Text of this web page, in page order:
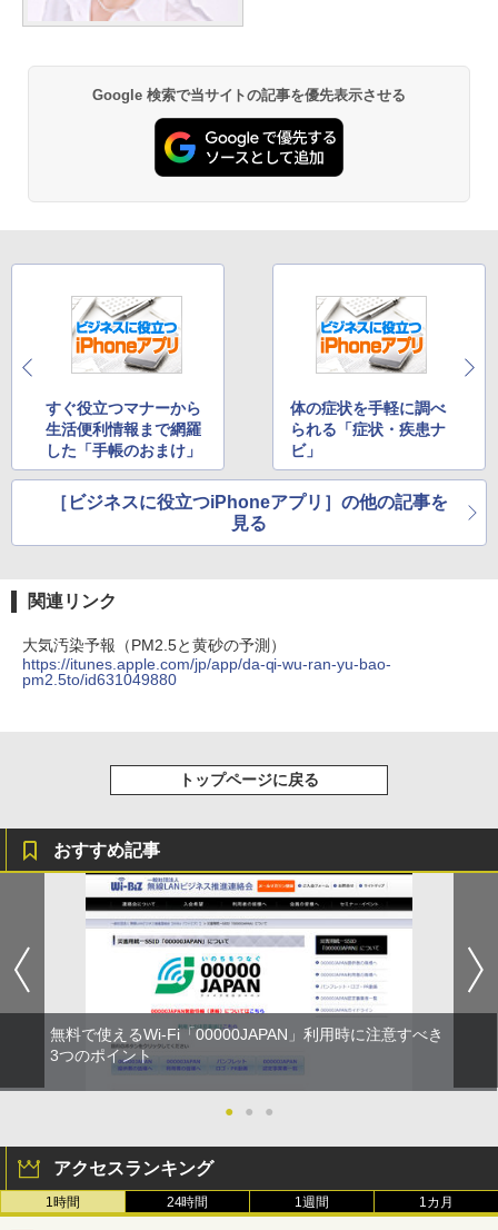
Google 検索で当サイトの記事を優先表示させる
すぐ役立つマナーから
生活便利情報まで網羅
した「手帳のおまけ」
体の症状を手軽に調べ
られる「症状・疾患ナ
ビ」
［ビジネスに役立つiPhoneアプリ］の他の記事を
見る
関連リンク
大気汚染予報（PM2.5と黄砂の予測）
https://itunes.apple.com/jp/app/da-qi-wu-ran-yu-bao-
pm2.5to/id631049880
トップページに戻る
おすすめ記事
無料で使えるWi-Fi「00000JAPAN」利用時に注意すべき
3つのポイント
● ● ●
アクセスランキング
1時間 24時間 1週間 1カ月